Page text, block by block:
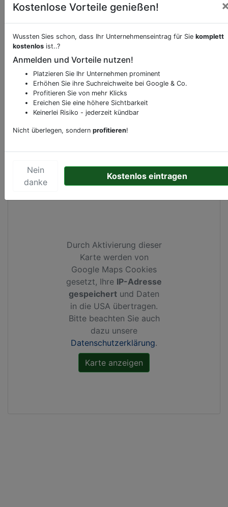
Beschreibung & Services vonSchule
Sie möchten eine Beschreibung, Dienstleistung
oder andere relevante Informationen hinzufügen?
Klicken Sie bittehierum uns zu kontaktieren.
Gerne erweitern wir Ihren Firmeneintrag um
Sonderangebote odere besondere Services, die
Ihren Wettbewerbern abheben.
KartenansichtUnnamed RoadinDüsseldorf
Durch Aktivierung dieser
Karte werden von
Google Maps Cookies
gesetzt, Ihre IP-Adresse
gespeichert und Daten
in die USA übertragen.
Bitte beachten Sie auch
dazu unsere
Datenschutzerklärung.
Kostenlose Vorteile genießen!
Wussten Sies schon, dass Ihr Unternehmenseintrag für Sie komplett
kostenlos ist..?
Anmelden und Vorteile nutzen!
Platzieren Sie Ihr Unternehmen prominent
Erhöhen Sie ihre Suchreichweite bei Google & Co.
Profitieren Sie von mehr Klicks
Ereichen Sie eine höhere Sichtbarkeit
Keinerlei Risiko - jederzeit kündbar
Nicht überlegen, sondern profitieren!
Nein
danke
Kostenlos eintragen